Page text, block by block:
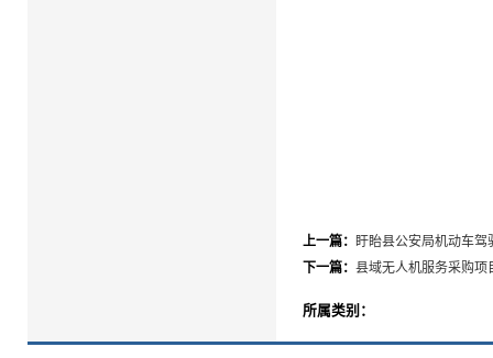
上一篇： 盱眙县公安局机动车
下一篇： 县域无人机服务采购项
所属类别：